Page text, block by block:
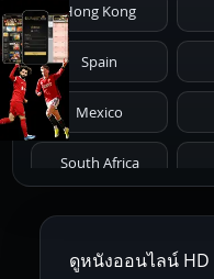
1971 1970
1966 1965
1959
1945 1942
Hong Kong
Spain
Mexico
South Africa
Netherlands
Hungary
ดูหนังออนไลน์ HD